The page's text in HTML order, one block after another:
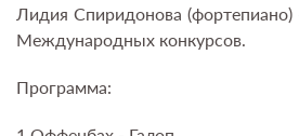
Лидия Спиридонова (фортепиано)
Международных конкурсов.
Программа: